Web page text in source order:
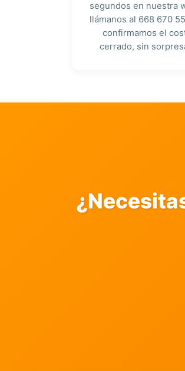
segundos en nuestra
llámanos al 668 670
confirmamos el
cerrado, sin